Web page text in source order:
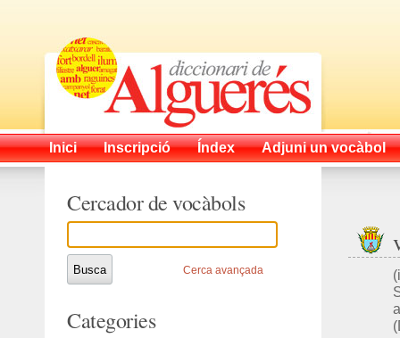
Inici Inscripció Índex Adjuni un vocàbol
Cercador de vocàbols
Cerca avançada
Categories